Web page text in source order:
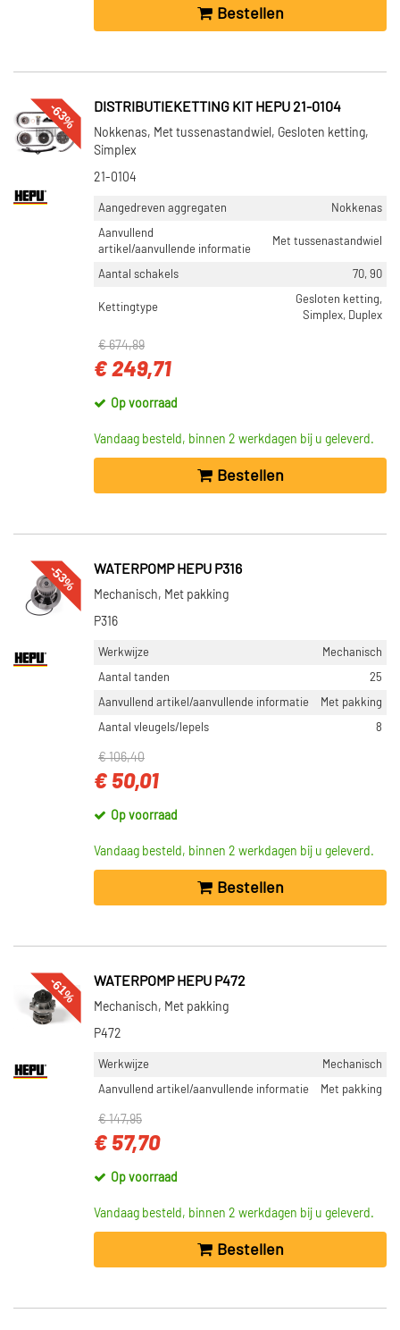
Bestellen
-63% DISTRIBUTIEKETTING KIT HEPU 21-0104
Nokkenas, Met tussenastandwiel, Gesloten ketting,
Simplex
21-0104
Aangedreven aggregaten
Nokkenas
Aanvullend
artikel/aanvullende informatie
Met tussenastandwiel
Aantal schakels 70, 90
Kettingtype
Gesloten ketting,
Simplex, Duplex
€ 674,89
€ 249,71
Op voorraad
Vandaag besteld, binnen 2 werkdagen bij u geleverd.
Bestellen
-53% WATERPOMP HEPU P316
Mechanisch, Met pakking
P316
Werkwijze
Mechanisch
Aantal tanden
25
Aanvullend artikel/aanvullende informatie
Met pakking
Aantal vleugels/lepels
8
€ 106,40
€ 50,01
Op voorraad
Vandaag besteld, binnen 2 werkdagen bij u geleverd.
Bestellen
-61% WATERPOMP HEPU P472
Mechanisch, Met pakking
P472
Werkwijze
Mechanisch
Aanvullend artikel/aanvullende informatie
Met pakking
€ 147,95
€ 57,70
Op voorraad
Vandaag besteld, binnen 2 werkdagen bij u geleverd.
Bestellen